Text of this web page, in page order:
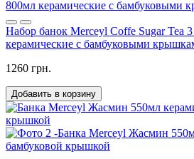
Набор банок Merceyl Coffe Sugar Tea
керамические с бамбуковыми
1260 грн.
Добавить в корзину